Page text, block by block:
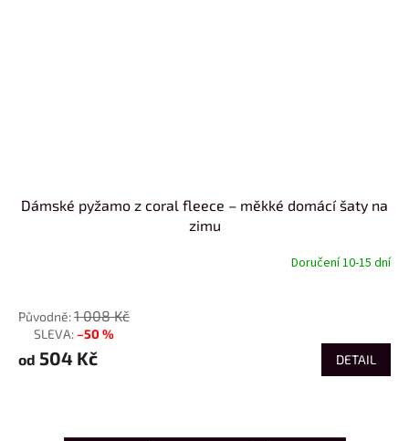
Dámské pyžamo z coral fleece – měkké domácí šaty na
zimu
Doručení 10-15 dní
1 008 Kč
–50 %
od 504 Kč DETAIL